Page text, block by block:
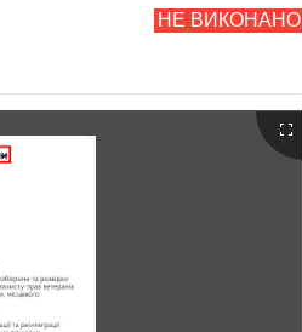
НЕ ВИКОНАНО